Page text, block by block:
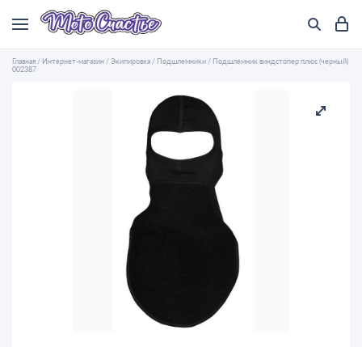
Главная / Интернет-магазин /Экипировка / Подшлемники / Подшлемник виндстопер плюс (черный)
002387